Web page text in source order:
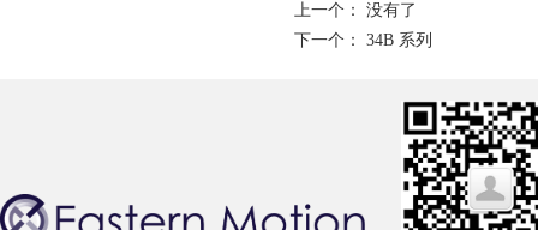
上一个： 没有了
下一个： 34B 系列